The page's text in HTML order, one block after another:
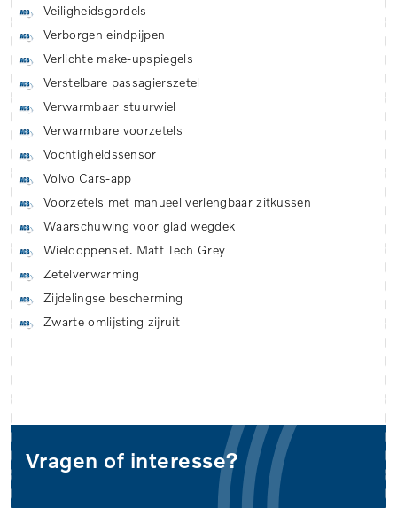
Veiligheidsgordels
Verborgen eindpijpen
Verlichte make-upspiegels
Verstelbare passagierszetel
Verwarmbaar stuurwiel
Verwarmbare voorzetels
Vochtigheidssensor
Volvo Cars-app
Voorzetels met manueel verlengbaar zitkussen
Waarschuwing voor glad wegdek
Wieldoppenset. Matt Tech Grey
Zetelverwarming
Zijdelingse bescherming
Zwarte omlijsting zijruit
Vragen of interesse?